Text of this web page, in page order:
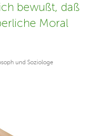
bewußt, daß
Moral
und Soziologe